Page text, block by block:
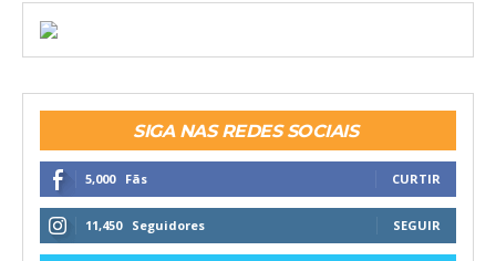
SIGA NAS REDES SOCIAIS
5,000 Fãs CURTIR
11,450 Seguidores SEGUIR